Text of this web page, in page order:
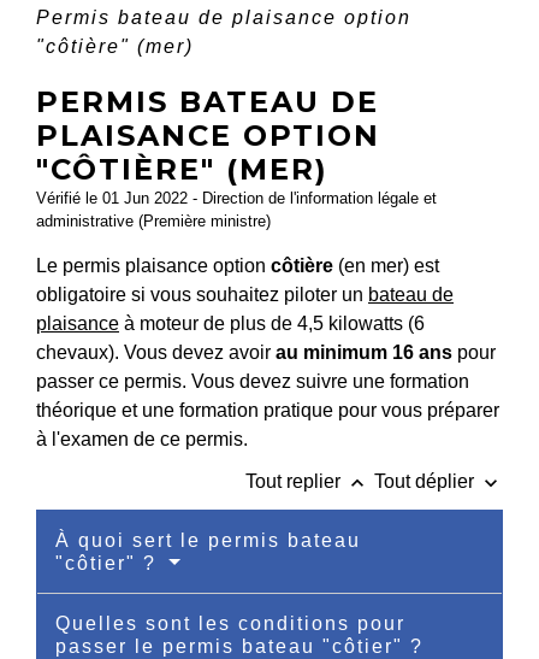
Permis bateau de plaisance option
"côtière" (mer)
PERMIS BATEAU DE
PLAISANCE OPTION
"CÔTIÈRE" (MER)
Vérifié le 01 Jun 2022 - Direction de l'information légale et
administrative (Première ministre)
Le permis plaisance option côtière (en mer) est
obligatoire si vous souhaitez piloter un bateau de
plaisance à moteur de plus de 4,5 kilowatts (6
chevaux). Vous devez avoir au minimum 16 ans pour
passer ce permis. Vous devez suivre une formation
théorique et une formation pratique pour vous préparer
à l'examen de ce permis.
Tout replier keyboard_arrow_up Tout déplier keyboard_arrow_down
À quoi sert le permis bateau
"côtier" ?
Quelles sont les conditions pour
passer le permis bateau "côtier" ?